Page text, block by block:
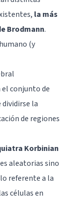
la más
Brodmann.
(y
el conjunto de
dividirse la
de regiones
Korbinian
aleatorias sino
referente a la
células en